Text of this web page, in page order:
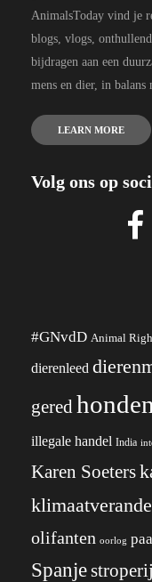
AnimalsToday vind je
blogs, vlogs,
bijdragen aan een
mens en dier, in balans
LEARN MORE
Volg ons op
#GNvdD Animal
dierenleed
gered honden
illegale handel India
Karen Soeters
olifanten oorlog
Spanjestroperij